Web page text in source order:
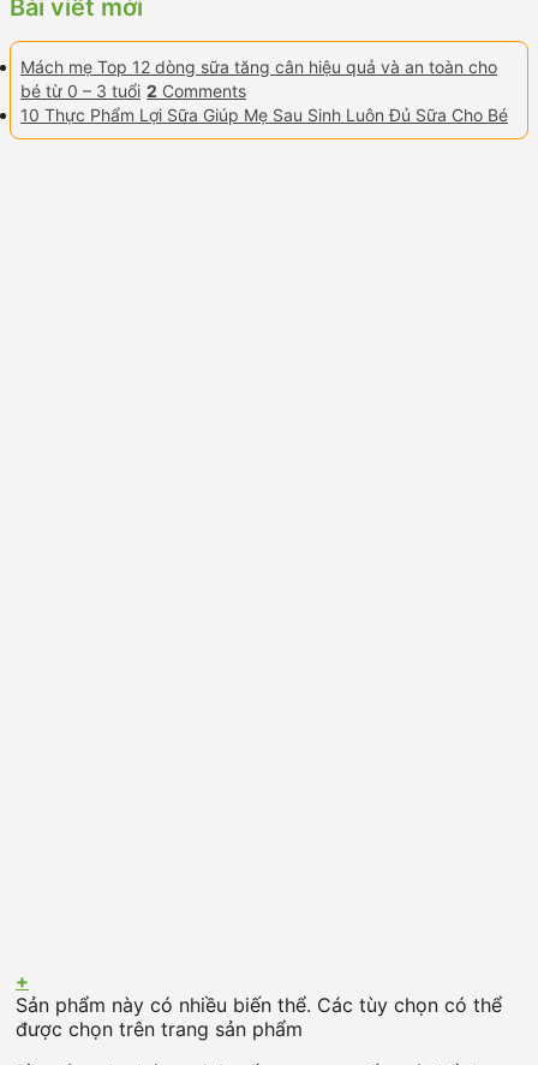
Bài viết mới
Mách mẹ Top 12 dòng sữa tăng cân hiệu quả và an toàn cho
bé từ 0 – 3 tuổi 2 Comments
10 Thực Phẩm Lợi Sữa Giúp Mẹ Sau Sinh Luôn Đủ Sữa Cho Bé
+
Sản phẩm này có nhiều biến thể. Các tùy chọn có thể
được chọn trên trang sản phẩm